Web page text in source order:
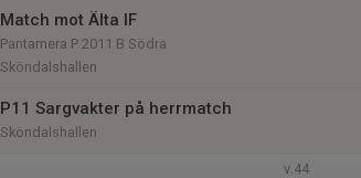
Match mot Älta IF
Pantamera P 2011 B Södra
Sköndalshallen
P11 Sargvakter på herrmatch
Sköndalshallen
v.44